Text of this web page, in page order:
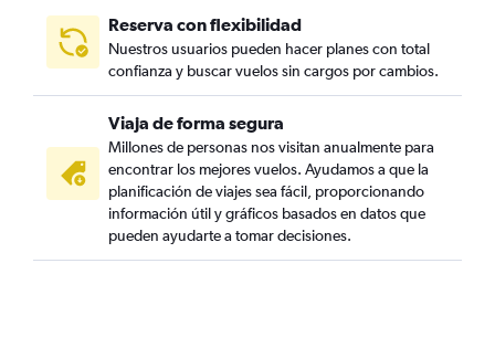
Reserva con flexibilidad
Nuestros usuarios pueden hacer planes con total
confianza y buscar vuelos sin cargos por cambios.
Viaja de forma segura
Millones de personas nos visitan anualmente para
encontrar los mejores vuelos. Ayudamos a que la
planificación de viajes sea fácil, proporcionando
información útil y gráficos basados en datos que
pueden ayudarte a tomar decisiones.